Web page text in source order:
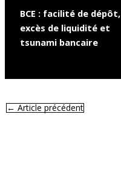
BCE : facilité de dépôt,
excès de liquidité et
tsunami bancaire
←Article précédent